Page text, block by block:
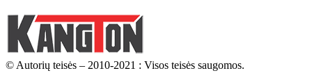
© Autorių teisės – 2010-2021 : Visos teisės saugomos.